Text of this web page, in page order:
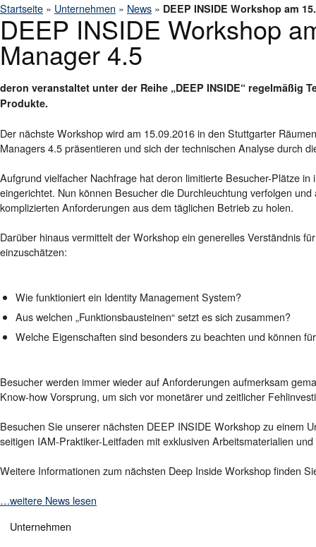
Startseite » Unternehmen » News » DEEP INSIDE Workshop am
DEEP INSIDE Workshop
Manager 4.5
deron veranstaltet unter der Reihe „DEEP INSIDE“
Produkte.
Der nächste Workshop wird am 15.09.2016 in den Stuttgarter
Managers 4.5 präsentieren und sich der technischen Analyse durch
Aufgrund vielfacher Nachfrage hat deron limitierte Besucher-Plätze
eingerichtet. Nun können Besucher die Durchleuchtung verfolgen
komplizierten Anforderungen aus dem täglichen Betrieb zu holen.
Darüber hinaus vermittelt der Workshop ein generelles Verständnis
einzuschätzen:
Wie funktioniert ein Identity Management System?
Aus welchen „Funktionsbausteinen“ setzt es sich zusammen?
Welche Eigenschaften sind besonders zu beachten und können
Besucher werden immer wieder auf Anforderungen aufmerksam
Know-how Vorsprung, um sich vor monetärer und zeitlicher
Besuchen Sie unserer nächsten DEEP INSIDE Workshop zu einem
seitigen IAM-Praktiker-Leitfaden mit exklusiven Arbeitsmaterialien
Weitere Informationen zum nächsten Deep Inside Workshop finden
…weitere News lesen
Unternehmen